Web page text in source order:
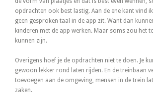
opdrachten ook best lastig. Aan de ene kant vind
geen gesproken taal in de app zit. Want dan
kinderen met de app werken. Maar soms zou het
kunnen zijn.
Overigens hoef je de opdrachten niet te doen. Je
gewoon lekker rond laten rijden. En de treinbaan
toevoegen aan de omgeving, mensen in de trein
zaken.